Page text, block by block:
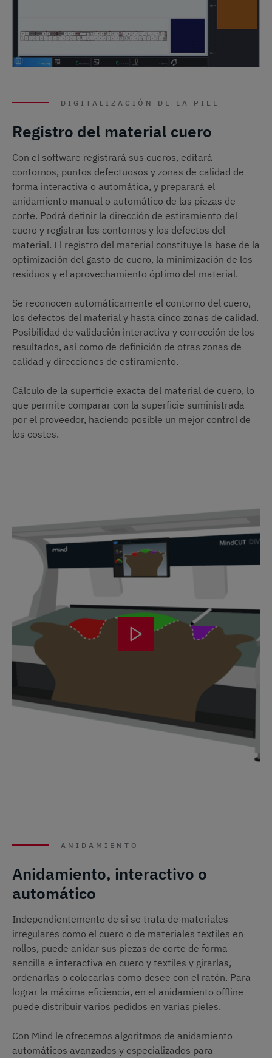
DIGITALIZACIÓN DE LA PIEL
Registro del material cuero
Con el software registrará sus cueros, editará
contornos, puntos defectuosos y zonas de calidad de
forma interactiva o automática, y preparará el
anidamiento manual o automático de las piezas de
corte. Podrá definir la dirección de estiramiento del
cuero y registrar los contornos y los defectos del
material. El registro del material constituye la base de la
optimización del gasto de cuero, la minimización de los
residuos y el aprovechamiento óptimo del material.
Se reconocen automáticamente el contorno del cuero,
los defectos del material y hasta cinco zonas de calidad.
Posibilidad de validación interactiva y corrección de los
resultados, así como de definición de otras zonas de
calidad y direcciones de estiramiento.
Cálculo de la superficie exacta del material de cuero, lo
que permite comparar con la superficie suministrada
por el proveedor, haciendo posible un mejor control de
los costes.
ANIDAMIENTO
Anidamiento, interactivo o
automático
Independientemente de si se trata de materiales
irregulares como el cuero o de materiales textiles en
rollos, puede anidar sus piezas de corte de forma
sencilla e interactiva en cuero y textiles y girarlas,
ordenarlas o colocarlas como desee con el ratón. Para
lograr la máxima eficiencia, en el anidamiento offline
puede distribuir varios pedidos en varias pieles.
Con Mind le ofrecemos algoritmos de anidamiento
automáticos avanzados y especializados para